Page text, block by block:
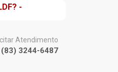
-
Atendimento
(83) 3244-6487